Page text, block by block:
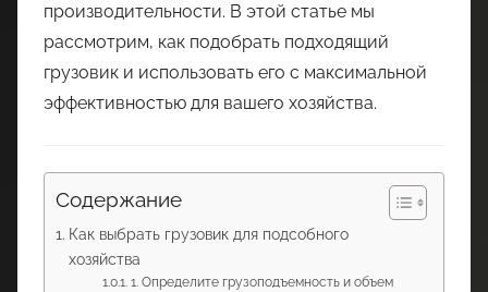
производительности. В этой статье мы
рассмотрим, как подобрать подходящий
грузовик и использовать его с максимальной
эффективностью для вашего хозяйства.
Содержание
Как выбрать грузовик для подсобного
хозяйства
1. Определите грузоподъемность и объем